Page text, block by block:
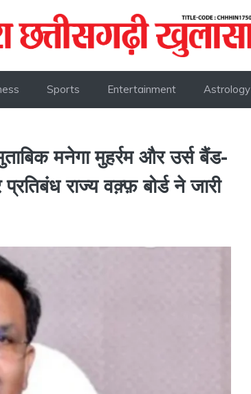
Sports Entertainment Astrology
मनेगा मुहर्रम और उर्स बैंड-
राज्य वक़्फ़ बोर्ड ने जारी